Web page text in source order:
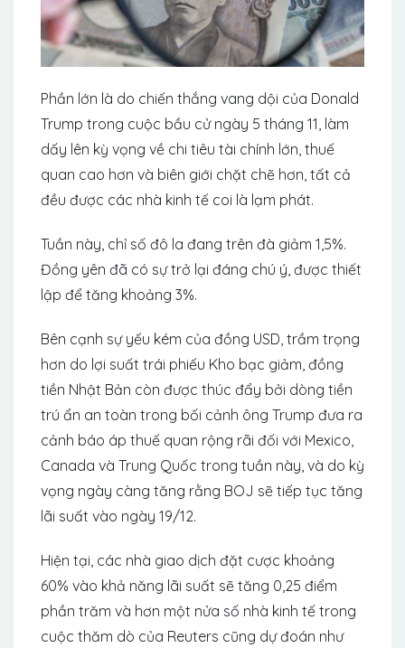
Phần lớn là do chiến thắng vang dội của Donald
Trump trong cuộc bầu cử ngày 5 tháng 11, làm
dấy lên kỳ vọng về chi tiêu tài chính lớn, thuế
quan cao hơn và biên giới chặt chẽ hơn, tất cả
đều được các nhà kinh tế coi là lạm phát.
Tuần này, chỉ số đô la đang trên đà giảm 1,5%.
Đồng yên đã có sự trở lại đáng chú ý, được thiết
lập để tăng khoảng 3%.
Bên cạnh sự yếu kém của đồng USD, trầm trọng
hơn do lợi suất trái phiếu Kho bạc giảm, đồng
tiền Nhật Bản còn được thúc đẩy bởi dòng tiền
trú ẩn an toàn trong bối cảnh ông Trump đưa ra
cảnh báo áp thuế quan rộng rãi đối với Mexico,
Canada và Trung Quốc trong tuần này, và do kỳ
vọng ngày càng tăng rằng BOJ sẽ tiếp tục tăng
lãi suất vào ngày 19/12.
Hiện tại, các nhà giao dịch đặt cược khoảng
60% vào khả năng lãi suất sẽ tăng 0,25 điểm
phần trăm và hơn một nửa số nhà kinh tế trong
cuộc thăm dò của Reuters cũng dự đoán như